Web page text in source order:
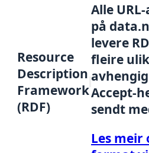
Resource
Description
Framework
(RDF)
Alle
på
levere
fleire
Accept-
sendt
Les meir